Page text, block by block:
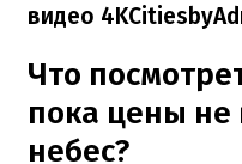
видео
Что
пока цены не
небес?